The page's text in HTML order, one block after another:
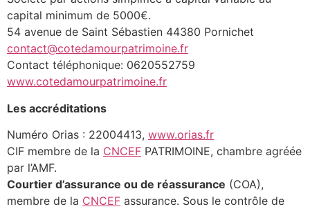
capital minimum de 5000€.
54 avenue de Saint Sébastien 44380 Pornichet
contact@cotedamourpatrimoine.fr
Contact téléphonique: 0620552759
www.cotedamourpatrimoine.fr
Les accréditations
Numéro Orias : 22004413, www.orias.fr
CIF membre de la CNCEF PATRIMOINE, chambre agréée
par l’AMF.
Courtier d’assurance ou de réassurance (COA),
membre de la CNCEF assurance. Sous le contrôle de